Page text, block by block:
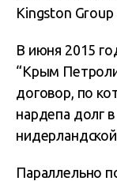
Kingston Group
В июня 2015
“Крым
договор, по
нардепа долг
Параллельно